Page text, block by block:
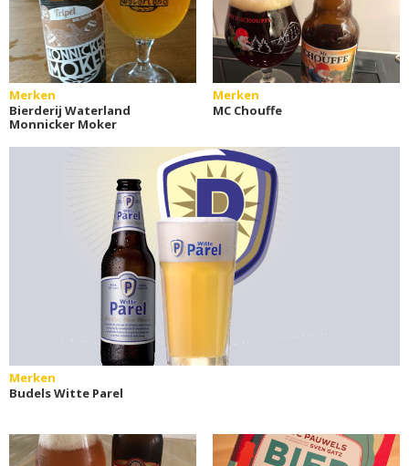
Merken
Bierderij Waterland
Monnicker Moker
Merken
MC Chouffe
Merken
Budels Witte Parel